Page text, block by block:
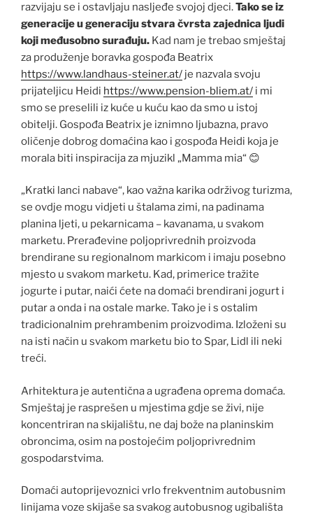
razvijaju se i ostavljaju nasljeđe svojoj djeci.Tako se iz
generacije u generaciju stvara čvrsta zajednica ljudi
koji međusobno surađuju. Kad nam je trebao smještaj
za produženje boravka gospođa Beatrix
https://www.landhaus-steiner.at/ je nazvala svoju
prijateljicu Heidi https://www.pension-bliem.at/ i mi
smo se preselili iz kuće u kuću kao da smo u istoj
obitelji. Gospođa Beatrix je iznimno ljubazna, pravo
oličenje dobrog domaćina kao i gospođa Heidi koja je
morala biti inspiracija za mjuzikl „Mamma mia“ 😊
„Kratki lanci nabave“, kao važna karika održivog turizma,
se ovdje mogu vidjeti u štalama zimi, na padinama
planina ljeti, u pekarnicama – kavanama, u svakom
marketu. Prerađevine poljoprivrednih proizvoda
brendirane su regionalnom markicom i imaju posebno
mjesto u svakom marketu. Kad, primerice tražite
jogurte i putar, naići ćete na domaći brendirani jogurt i
putar a onda i na ostale marke. Tako je i s ostalim
tradicionalnim prehrambenim proizvodima. Izloženi su
na isti način u svakom marketu bio to Spar, Lidl ili neki
treći.
Arhitektura je autentična a ugrađena oprema domaća.
Smještaj je rasprešen u mjestima gdje se živi, nije
koncentriran na skijalištu, ne daj bože na planinskim
obroncima, osim na postojećim poljoprivrednim
gospodarstvima.
Domaći autoprijevoznici vrlo frekventnim autobusnim
linijama voze skijaše sa svakog autobusnog ugibališta